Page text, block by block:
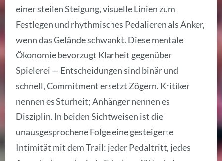
einer steilen Steigung, visuelle Linien zum
Festlegen und rhythmisches Pedalieren als Anker,
wenn das Gelände schwankt. Diese mentale
Ökonomie bevorzugt Klarheit gegenüber
Spielerei — Entscheidungen sind binär und
schnell, Commitment ersetzt Zögern. Kritiker
nennen es Sturheit; Anhänger nennen es
Disziplin. In beiden Sichtweisen ist die
unausgesprochene Folge eine gesteigerte
Intimität mit dem Trail: jeder Pedaltritt, jedes